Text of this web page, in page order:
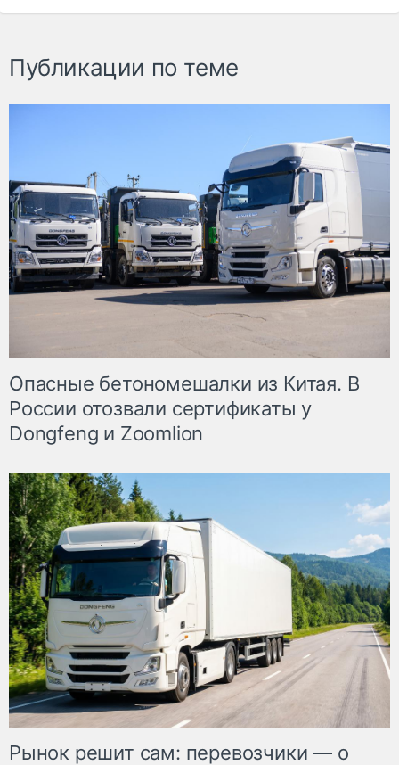
Публикации по теме
Опасные бетономешалки из Китая. В
России отозвали сертификаты у
Dongfeng и Zoomlion
Рынок решит сам: перевозчики — о